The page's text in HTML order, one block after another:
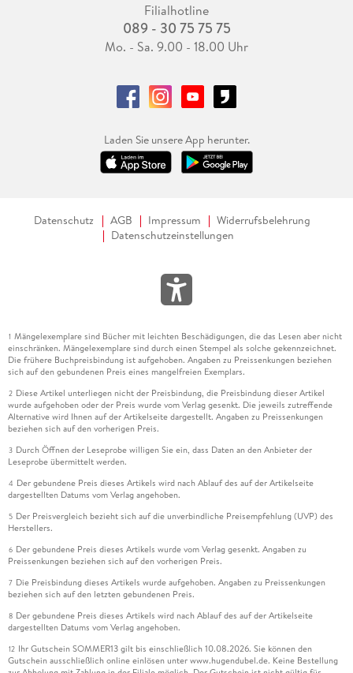
Filialhotline
089 - 30 75 75 75
Mo. - Sa. 9.00 - 18.00 Uhr
Laden Sie unsere App herunter.
Datenschutz AGB Impressum
Widerrufsbelehrung
Datenschutzeinstellungen
1 Mängelexemplare sind Bücher mit leichten Beschädigungen, die das Lesen aber nicht
einschränken. Mängelexemplare sind durch einen Stempel als solche gekennzeichnet.
Die frühere Buchpreisbindung ist aufgehoben. Angaben zu Preissenkungen beziehen
sich auf den gebundenen Preis eines mangelfreien Exemplars.
2 Diese Artikel unterliegen nicht der Preisbindung, die Preisbindung dieser Artikel
wurde aufgehoben oder der Preis wurde vom Verlag gesenkt. Die jeweils zutreffende
Alternative wird Ihnen auf der Artikelseite dargestellt. Angaben zu Preissenkungen
beziehen sich auf den vorherigen Preis.
3 Durch Öffnen der Leseprobe willigen Sie ein, dass Daten an den Anbieter der
Leseprobe übermittelt werden.
4 Der gebundene Preis dieses Artikels wird nach Ablauf des auf der Artikelseite
dargestellten Datums vom Verlag angehoben.
5 Der Preisvergleich bezieht sich auf die unverbindliche Preisempfehlung (UVP) des
Herstellers.
6 Der gebundene Preis dieses Artikels wurde vom Verlag gesenkt. Angaben zu
Preissenkungen beziehen sich auf den vorherigen Preis.
7 Die Preisbindung dieses Artikels wurde aufgehoben. Angaben zu Preissenkungen
beziehen sich auf den letzten gebundenen Preis.
8 Der gebundene Preis dieses Artikels wird nach Ablauf des auf der Artikelseite
dargestellten Datums vom Verlag angehoben.
12 Ihr Gutschein SOMMER13 gilt bis einschließlich 10.08.2026. Sie können den
Gutschein ausschließlich online einlösen unter www.hugendubel.de. Keine Bestellung